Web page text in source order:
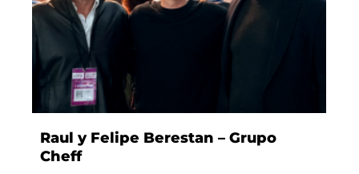
Raul y Felipe Berestan – Grupo
Cheff